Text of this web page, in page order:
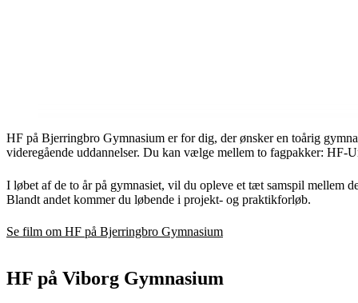
HF på Bjerringbro Gymnasium er for dig, der ønsker en toårig
videregående uddannelser. Du kan vælge mellem to fagpakker:
I løbet af de to år på gymnasiet, vil du opleve et tæt samspil mellem
Blandt andet kommer du løbende i projekt- og praktikforløb.
Se film om HF på Bjerringbro Gymnasium
HF på Viborg Gymnasium